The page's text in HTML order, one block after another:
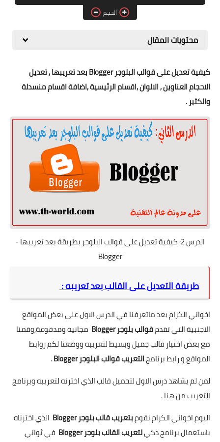
البلوجر
تطبيقات الاطفال
الحجم
محتويات المقال
كيفية تعديل على قوالب البلوجر Blogger بعد تعريبها , تعديل
الاحجام العناوين , الالوان ,اقسام الرئيسية ,اضافة اقسام منسدلة
والكثير .
الدرس 2: كيفية تعديل على قوالب البلوجر بطريقة بعد تعريبها -
Blogger
طريقة التعديل على القالب بعد تعريبه :
اخواني الكرام بعد ماتعرفنا في الدرس الاول على بعض المواقع
الاجنبية التي تقدمقوالب بلوجر Blogger
مجانية ومدفوعة,وقمنا
مع بعض اختيار قالب جميل وبسيط لتعريبه ووضعنا لكم روابط
المواقع و رابط برنامجالتعريب قوالب البلوجر Blogger
.
لمن لم يشاهد درس الاول لتحميل قالب الذي اخترنه لتعريبه وبرنامج
التعريب من هنا .
اليوم اخواني الكرام نقومبتعريب قالب بلوجر Blogger
الذي اخترناه
باستعمال برنامج ذكيلتعريب القالب بلوجر Blogger
في ثواني